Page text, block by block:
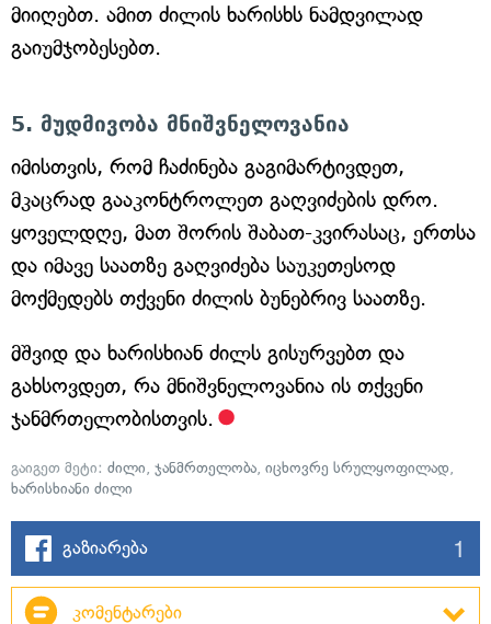
მიიღებთ. ამით ძილის ხარისხს ნამდვილად
გაიუმჯობესებთ.
5. მუდმივობა მნიშვნელოვანია
იმისთვის, რომ ჩაძინება გაგიმარტივდეთ,
მკაცრად გააკონტროლეთ გაღვიძების დრო.
ყოველდღე, მათ შორის შაბათ-კვირასაც, ერთსა
და იმავე საათზე გაღვიძება საუკეთესოდ
მოქმედებს თქვენი ძილის ბუნებრივ საათზე.
მშვიდ და ხარისხიან ძილს გისურვებთ და
გახსოვდეთ, რა მნიშვნელოვანია ის თქვენი
ჯანმრთელობისთვის.
გაიგეთ მეტი: ძილი, ჯანმრთელობა, იცხოვრე სრულყოფილად,
ხარისხიანი ძილი
გაზიარება 1
კომენტარები